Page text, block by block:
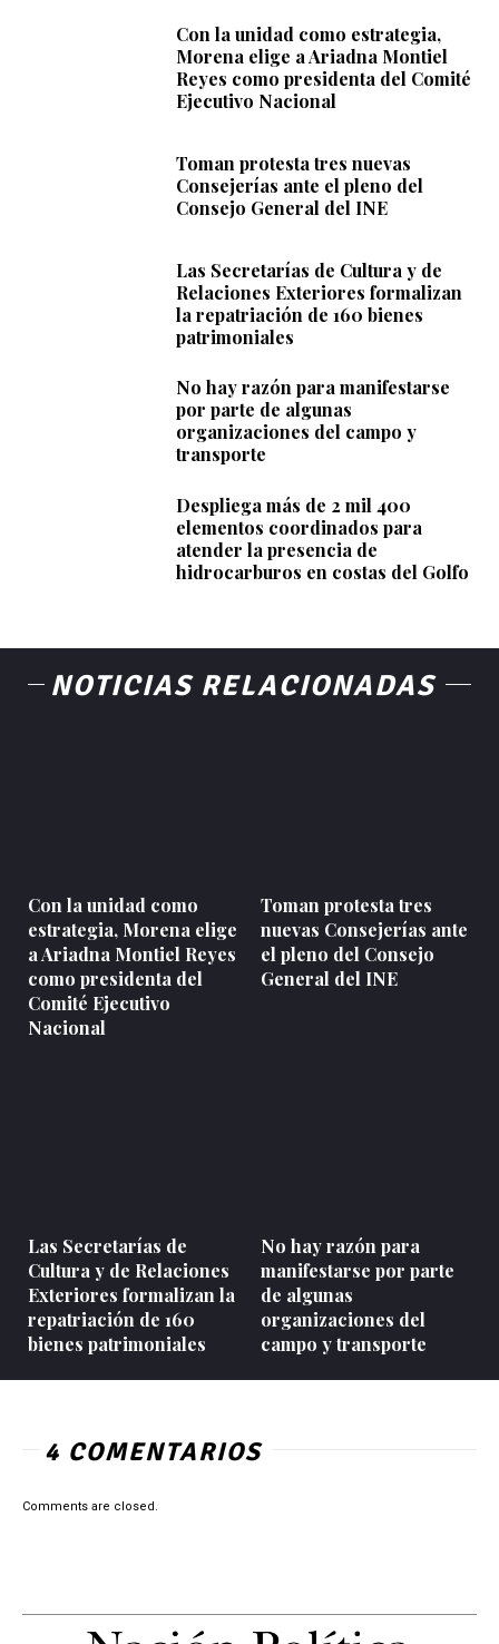
Con la unidad como estrategia,
Morena elige a Ariadna Montiel
Reyes como presidenta del Comité
Ejecutivo Nacional
Toman protesta tres nuevas
Consejerías ante el pleno del
Consejo General del INE
Las Secretarías de Cultura y de
Relaciones Exteriores formalizan
la repatriación de 160 bienes
patrimoniales
No hay razón para manifestarse
por parte de algunas
organizaciones del campo y
transporte
Despliega más de 2 mil 400
elementos coordinados para
atender la presencia de
hidrocarburos en costas del Golfo
NOTICIAS RELACIONADAS
Con la unidad como
estrategia, Morena elige
a Ariadna Montiel Reyes
como presidenta del
Comité Ejecutivo
Nacional
Toman protesta tres
nuevas Consejerías ante
el pleno del Consejo
General del INE
Las Secretarías de
Cultura y de Relaciones
Exteriores formalizan la
repatriación de 160
bienes patrimoniales
No hay razón para
manifestarse por parte
de algunas
organizaciones del
campo y transporte
4 COMENTARIOS
Comments are closed.